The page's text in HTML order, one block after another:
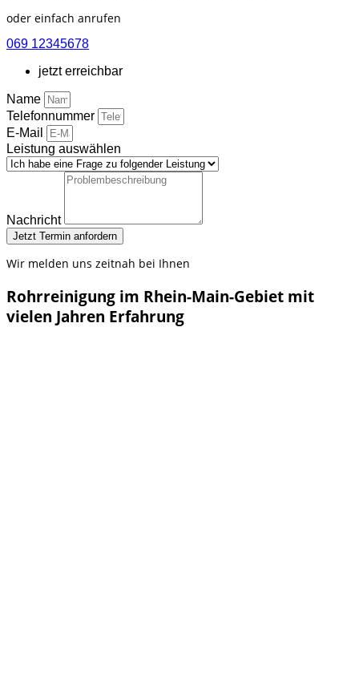
oder einfach anrufen
069 12345678
jetzt erreichbar
Name
Telefonnummer
E-Mail
Leistung auswählen
Nachricht
Jetzt Termin anfordern
Wir melden uns zeitnah bei Ihnen
Rohrreinigung im Rhein-Main-Gebiet mit
vielen Jahren Erfahrung